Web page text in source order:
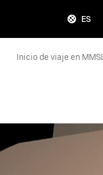
ES
Inicio de viaje en MMSL